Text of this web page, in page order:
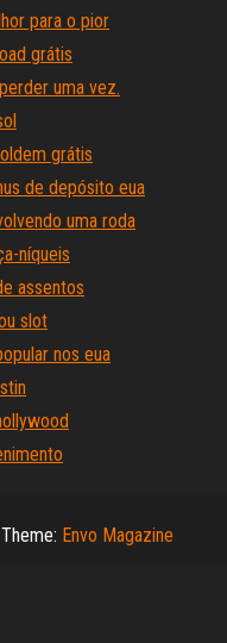
para o pior
grátis
uma vez.
grátis
de depósito eua
uma roda
níqueis
assentos
slot
nos eua
Theme: Envo Magazine